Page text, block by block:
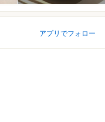
アプリでフォロー